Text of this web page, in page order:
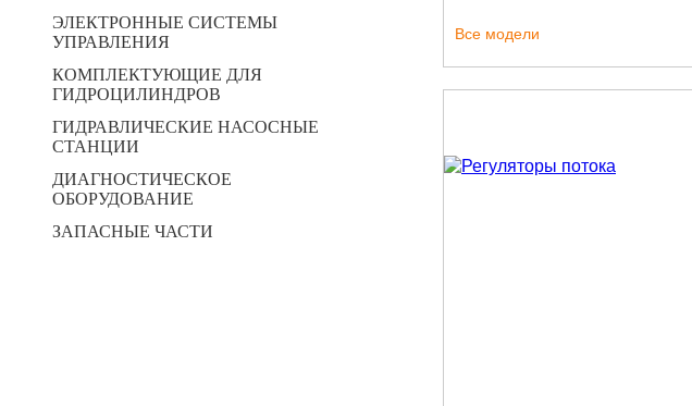
ЭЛЕКТРОННЫЕ СИСТЕМЫ
УПРАВЛЕНИЯ
КОМПЛЕКТУЮЩИЕ ДЛЯ
ГИДРОЦИЛИНДРОВ
ГИДРАВЛИЧЕСКИЕ НАСОСНЫЕ
СТАНЦИИ
ДИАГНОСТИЧЕСКОЕ
ОБОРУДОВАНИЕ
ЗАПАСНЫЕ ЧАСТИ
Все модели